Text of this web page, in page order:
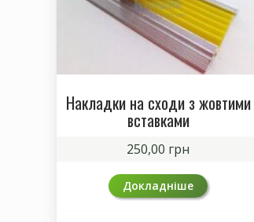
Накладки на сходи з жовтими
вставками
250,00 грн
Докладніше